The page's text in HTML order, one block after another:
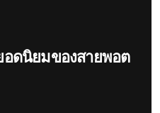
อดนิยมของสายพอต